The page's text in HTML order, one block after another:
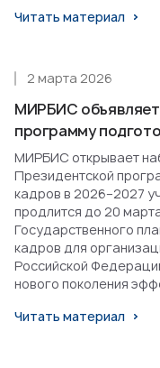
Читать материал
МИРБИС
программу
2 марта 2026
МИРБИС открывает
Президентской
кадров в 2026–2027
продлится до 20
Государственного
кадров для
Российской
нового поколения
Читать материал